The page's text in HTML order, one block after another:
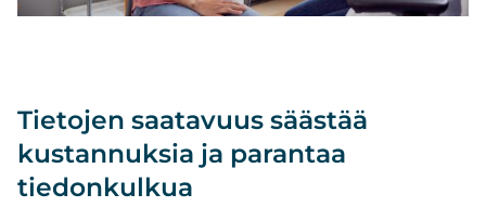
Tietojen saatavuus säästää
kustannuksia ja parantaa
tiedonkulkua